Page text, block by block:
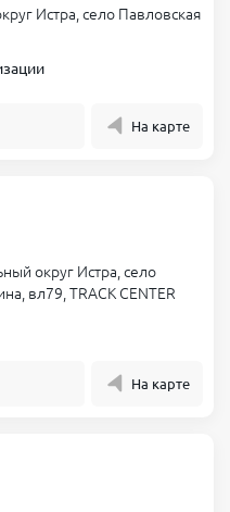
Истра, село Павловская
На карте
округ Истра, село
вл79, TRACK CENTER
На карте